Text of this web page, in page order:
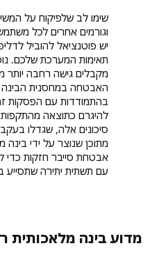
שימו לב שלפיקוח על
וגורמים אחרים לכל
יש פוטנציאל להוביל
תאימות המערכת שלכם.
מקבלים גישה רחבה
האבטחה במחסנית הבינה
בהתמודדות עם הפסקות
להיגרם כתוצאה מהתקפות
סיכונים אלה, שגדלו
מתוכן שנוצר על ידי
אבטחת סייבר חזקות כדי
עם תשתית יתירה שתסייע
מדוע בינה מלאכותית